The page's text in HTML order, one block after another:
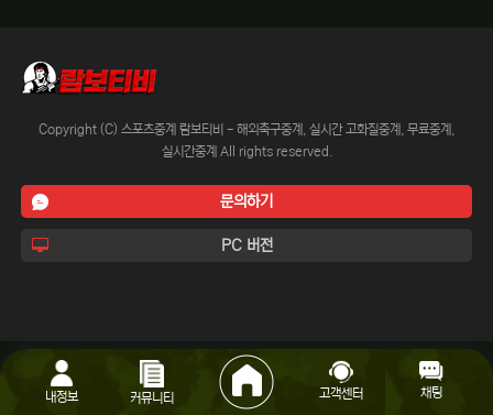
Copyright (C) 스포츠중계 람보티비 - 해외축구중계, 실시간 고화질중계, 무료중계,
실시간중계 All rights reserved.
문의하기
PC 버전
내정보 커뮤니티 고객센터 채팅